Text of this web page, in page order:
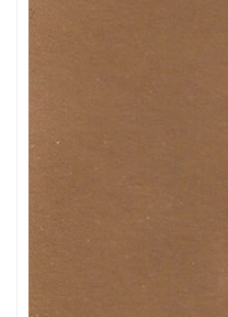
de